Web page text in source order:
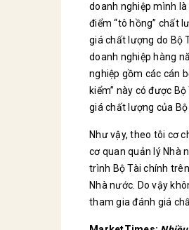
doanh nghiệp mình
điểm “tô hồng” chất
giá chất lượng do Bộ
doanh nghiệp hàng
nghiệp gồm các cán
kiểm” này có được
giá chất lượng của Bộ
Như vậy, theo tôi cơ
cơ quan quản lý Nhà
trình Bộ Tài chính
Nhà nước. Do vậy
tham gia đánh giá